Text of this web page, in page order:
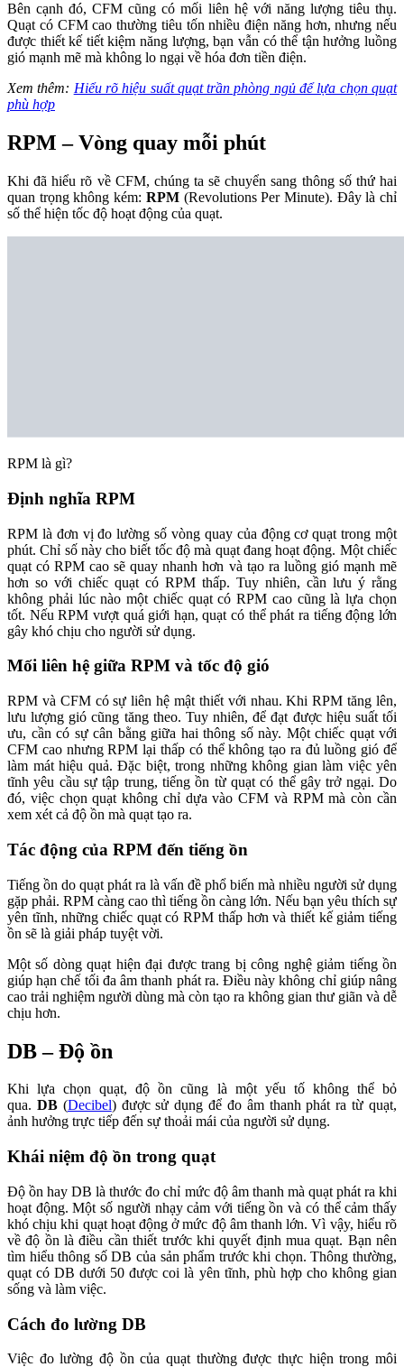
Bên cạnh đó, CFM cũng có mối liên hệ với năng lượng tiêu thụ.
Quạt có CFM cao thường tiêu tốn nhiều điện năng hơn, nhưng nếu
được thiết kế tiết kiệm năng lượng, bạn vẫn có thể tận hưởng luồng
gió mạnh mẽ mà không lo ngại về hóa đơn tiền điện.
Xem thêm: Hiểu rõ hiệu suất quạt trần phòng ngủ để lựa chọn quạt
phù hợp
RPM – Vòng quay mỗi phút
Khi đã hiểu rõ về CFM, chúng ta sẽ chuyển sang thông số thứ hai
quan trọng không kém: RPM(Revolutions Per Minute). Đây là chỉ
số thể hiện tốc độ hoạt động của quạt.
RPM là gì?
Định nghĩa RPM
RPM là đơn vị đo lường số vòng quay của động cơ quạt trong một
phút. Chỉ số này cho biết tốc độ mà quạt đang hoạt động. Một chiếc
quạt có RPM cao sẽ quay nhanh hơn và tạo ra luồng gió mạnh mẽ
hơn so với chiếc quạt có RPM thấp. Tuy nhiên, cần lưu ý rằng
không phải lúc nào một chiếc quạt có RPM cao cũng là lựa chọn
tốt. Nếu RPM vượt quá giới hạn, quạt có thể phát ra tiếng động lớn
gây khó chịu cho người sử dụng.
Mối liên hệ giữa RPM và tốc độ gió
RPM và CFM có sự liên hệ mật thiết với nhau. Khi RPM tăng lên,
lưu lượng gió cũng tăng theo. Tuy nhiên, để đạt được hiệu suất tối
ưu, cần có sự cân bằng giữa hai thông số này. Một chiếc quạt với
CFM cao nhưng RPM lại thấp có thể không tạo ra đủ luồng gió để
làm mát hiệu quả. Đặc biệt, trong những không gian làm việc yên
tĩnh yêu cầu sự tập trung, tiếng ồn từ quạt có thể gây trở ngại. Do
đó, việc chọn quạt không chỉ dựa vào CFM và RPM mà còn cần
xem xét cả độ ồn mà quạt tạo ra.
Tác động của RPM đến tiếng ồn
Tiếng ồn do quạt phát ra là vấn đề phổ biến mà nhiều người sử dụng
gặp phải. RPM càng cao thì tiếng ồn càng lớn. Nếu bạn yêu thích sự
yên tĩnh, những chiếc quạt có RPM thấp hơn và thiết kế giảm tiếng
ồn sẽ là giải pháp tuyệt vời.
Một số dòng quạt hiện đại được trang bị công nghệ giảm tiếng ồn
giúp hạn chế tối đa âm thanh phát ra. Điều này không chỉ giúp nâng
cao trải nghiệm người dùng mà còn tạo ra không gian thư giãn và dễ
chịu hơn.
DB – Độ ồn
Khi lựa chọn quạt, độ ồn cũng là một yếu tố không thể bỏ
qua. DB(Decibel) được sử dụng để đo âm thanh phát ra từ quạt,
ảnh hưởng trực tiếp đến sự thoải mái của người sử dụng.
Khái niệm độ ồn trong quạt
Độ ồn hay DB là thước đo chỉ mức độ âm thanh mà quạt phát ra khi
hoạt động. Một số người nhạy cảm với tiếng ồn và có thể cảm thấy
khó chịu khi quạt hoạt động ở mức độ âm thanh lớn. Vì vậy, hiểu rõ
về độ ồn là điều cần thiết trước khi quyết định mua quạt. Bạn nên
tìm hiểu thông số DB của sản phẩm trước khi chọn. Thông thường,
quạt có DB dưới 50 được coi là yên tĩnh, phù hợp cho không gian
sống và làm việc.
Cách đo lường DB
Việc đo lường độ ồn của quạt thường được thực hiện trong môi